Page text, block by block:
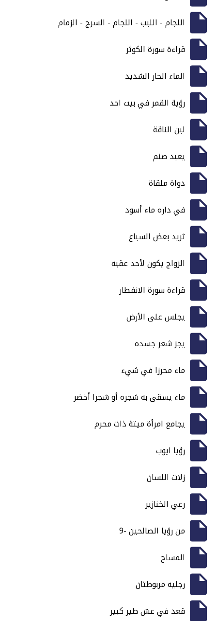
اللجام - اللبب - اللجام - السرج - الزمام
قراءة سورة الكوثر
الماء الحار الشديد
رؤية القمر في بيت احد
لبن الناقة
يعبد صنم
دواة ملقاة
في داره ماء أسود
ثريد بعض السباع
الزواج يكون لأحد عقبه
قراءة سورة الانفطار
يجلس على الأرض
يجز شعر جسده
ماء محرزا في شيء
ماء يسقى به شجره أو شجرا أخضر
يجامع امرأة ميتة ذات محرم
رؤيا ايوب
زلات اللسان
رعي الخنازير
من رؤيا الصالحين -9
المساح
رجليه مربوطتان
قعد في عش طير كبير